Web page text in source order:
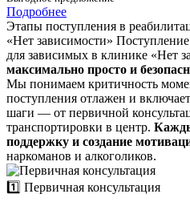
Подробнее
Этапы поступления в
«Нет зависимости»
для зависимых в клинике «Нет
максимально просто и
Мы понимаем критичность
поступления отлажен и
шаги — от первичной
транспортировки в центр.
поддержку и создание
наркоманов и алкоголиков.
1️⃣ Первичная консультация